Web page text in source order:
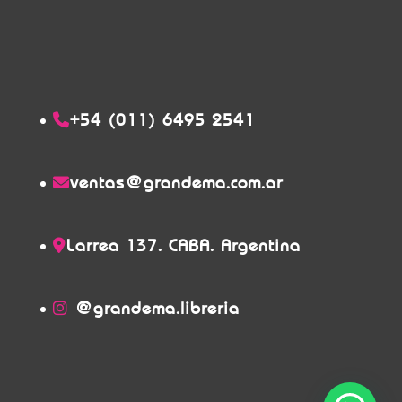
+54 (011) 6495 2541
ventas@grandema.com.ar
Larrea 137. CABA. Argentina
@grandema.libreria